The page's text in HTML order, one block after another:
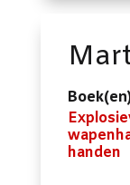
handen